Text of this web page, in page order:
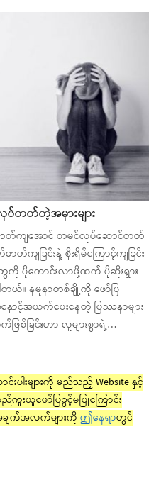
တတ်တဲ့အမှားများ
ျအောင် တမင်လုပ်ဆောင်တတ်
ကျခြင်းနဲ့ စိုးရိမ်ကြောင့်ကျခြင်း
ေကို ပိုကောင်းလာဖို့ထက် ပိုဆိုးရွား
ယ်။ နမူနာတစ်ချို့ကို ဖော်ပြ
ာင့်အယှက်ပေးနေတဲ့ ပြဿနာများ
ြစ်ခြင်းဟာ လူများစွာရဲ့…
းပါးများကို မည်သည့် Website နှင့်
ည်ကူးယူဖော်ပြခွင့်မပြုကြောင်း
ျက်အလက်များကို ဤနေရာတွင်